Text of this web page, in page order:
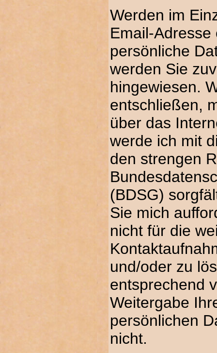
Werden im
Email-
persönliche
werden Sie
hingewiesen.
entschließen,
über das
werde ich mit
den strengen
(BDSG)
Sie mich
nicht für die
und/oder zu
entsprechend
Weitergabe
persönlichen
nicht.